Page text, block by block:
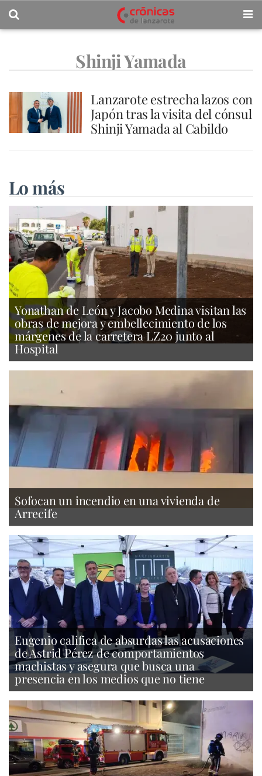
Shinji Yamada
Lanzarote estrecha lazos con
Japón tras la visita del cónsul
Shinji Yamada al Cabildo
Lo más
Yonathan de León y Jacobo Medina visitan las
obras de mejora y embellecimiento de los
márgenes de la carretera LZ20 junto al
Hospital
Sofocan un incendio en una vivienda de
Arrecife
Eugenio califica de absurdas las acusaciones
de Astrid Pérez de comportamientos
machistas y asegura que busca una
presencia en los medios que no tiene